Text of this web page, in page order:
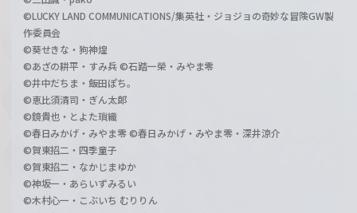
©LUCKY LAND COMMUNICATIONS/集英社・ジョジョの奇妙な冒険GW製
作委員会
©葵せきな・狗神煌
©あざの耕平・すみ兵 ©石踏一榮・みやま零
©井中だちま・飯田ぽち。
©恵比須清司・ぎん太郎
©鏡貴也・とよた瑣織
©春日みかげ・みやま零 ©春日みかげ・みやま零・深井涼介
©賀東招二・四季童子
©賀東招二・なかじまゆか
©神坂一・あらいずみるい
©木村心一・こぶいち むりりん